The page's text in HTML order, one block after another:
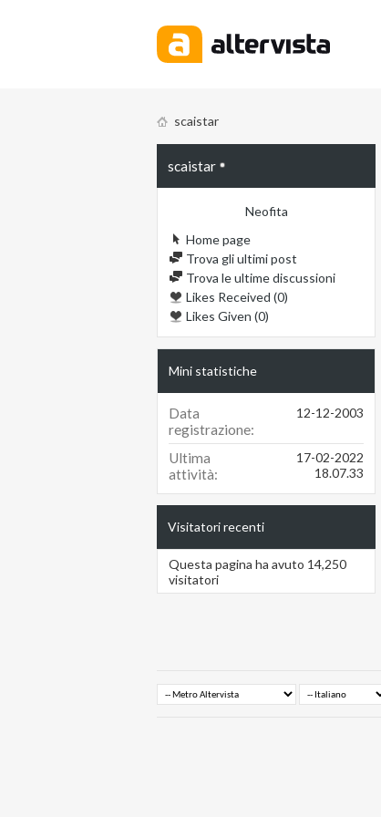
scaistar
scaistar
Neofita
Home page
Trova gli ultimi post
Trova le ultime discussioni
Likes Received (0)
Likes Given (0)
Mini statistiche
Data
registrazione
12-12-2003
Ultima
attività
17-02-2022
18.07.33
Visitatori recenti
Questa pagina ha avuto 14,250
visitatori